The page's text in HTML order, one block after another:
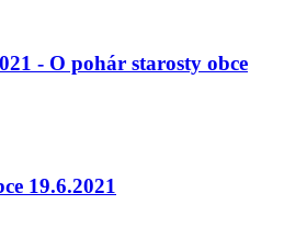
- O pohár starosty obce
19.6.2021